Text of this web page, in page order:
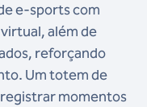
e-sports com
além de
reforçando
Um totem de
momentos